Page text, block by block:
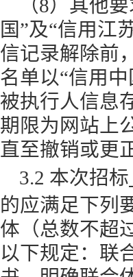
（8）其他
国”及“信用江
信记录解除前
名单以“信用
被执行人信息
期限为网站上
直至撤销或更
3.2 本次招标
的应满足下列
体（总数不超
以下规定：联